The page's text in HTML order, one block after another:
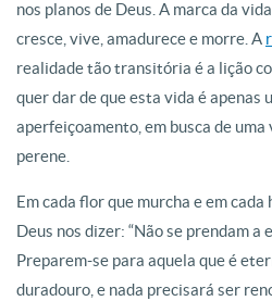
nos planos de Deus. A marca da
cresce, vive, amadurece e morre. A
realidade tão transitória é a lição
quer dar de que esta vida é apenas
aperfeiçoamento, em busca de
perene.
Em cada flor que murcha e em
Deus nos dizer: “Não se prendam
Preparem-se para aquela que é
duradouro, e nada precisará ser